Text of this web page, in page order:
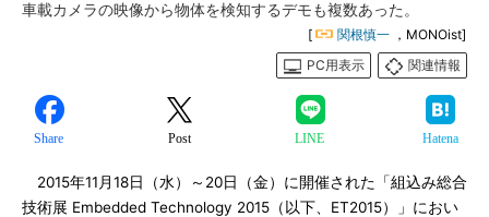
車載カメラの映像から物体を検知するデモも複数あった。
[ 関根慎一 ，MONOist]
PC用表示
関連情報
Share Post LINE Hatena
2015年11月18日（水）～20日（金）に開催された「組込み総合
技術展 Embedded Technology 2015（以下、ET2015）」におい